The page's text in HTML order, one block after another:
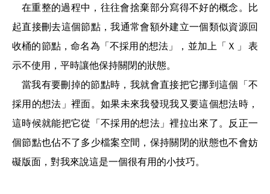
在重整的過程中，往往會捨棄部分寫得不好的概念。比
起直接刪去這個節點，我通常會額外建立一個類似資源回
收桶的節點，命名為「不採用的想法」，並加上「Ｘ」
表
示不使用，平時讓他保持關閉的狀態。
當我有要刪掉的節點時，我就會直接把它挪到這個「不
採用的想法」裡面。如果未來我發現我又要這個想法時，
這時候就能把它從「不採用的想法」裡拉出來了。反正一
個節點也佔不了多少檔案空間，保持關閉的狀態也不會妨
礙版面，對我來說這是一個很有用的小技巧。